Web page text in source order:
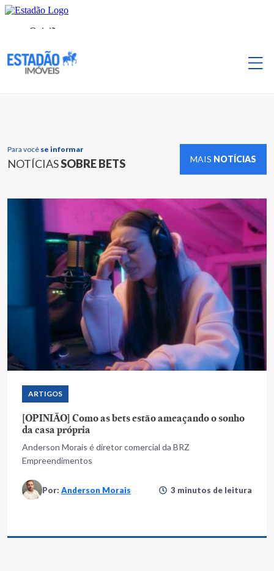
Para você se informar
NOTÍCIASSOBRE BETS MAIS NOTÍCIAS
ARTIGOS
[OPINIÃO] Como as bets estão ameaçando o sonho
da casa própria
Anderson Morais é diretor comercial da BRZ
Empreendimentos
Por: Anderson Morais 3 minutos de leitura